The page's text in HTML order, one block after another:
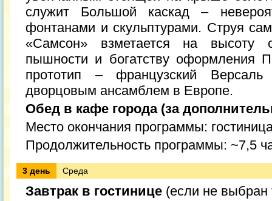
служит Большой каскад –
фонтанами и скульптурами. Струя
«Самсон» взметается на высоту
пышности и богатству оформления
прототип – французский
дворцовым ансамблем в Европе.
Обед в кафе города (за
Место окончания программы:
Продолжительность программы: ~7,5
3 день Среда
Завтрак в гостинице (если не выбран